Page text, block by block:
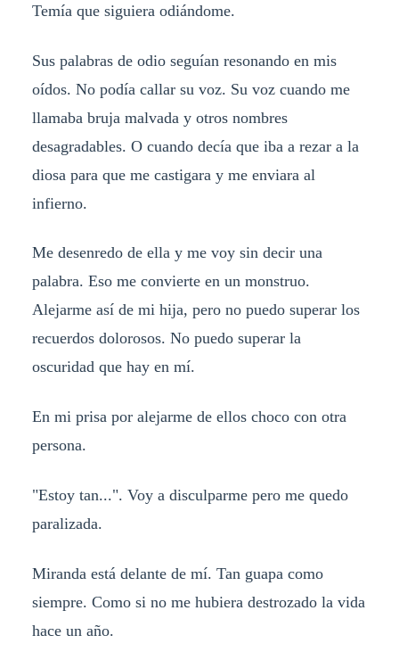
Temía que siguiera odiándome.
Sus palabras de odio seguían resonando en mis
oídos. No podía callar su voz. Su voz cuando me
llamaba bruja malvada y otros nombres
desagradables. O cuando decía que iba a rezar a la
diosa para que me castigara y me enviara al
infierno.
Me desenredo de ella y me voy sin decir una
palabra. Eso me convierte en un monstruo.
Alejarme así de mi hija, pero no puedo superar los
recuerdos dolorosos. No puedo superar la
oscuridad que hay en mí.
En mi prisa por alejarme de ellos choco con otra
persona.
"Estoy tan...". Voy a disculparme pero me quedo
paralizada.
Miranda está delante de mí. Tan guapa como
siempre. Como si no me hubiera destrozado la vida
hace un año.